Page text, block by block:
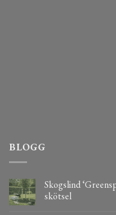
BLOGG
Skogslind
skötsel